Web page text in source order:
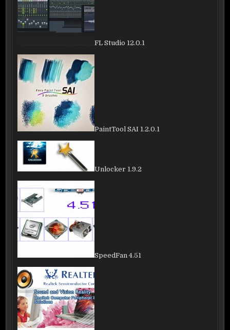
FL Studio 12.0.1
PaintTool SAI 1.2.0.1
Unlocker 1.9.2
SpeedFan 4.51